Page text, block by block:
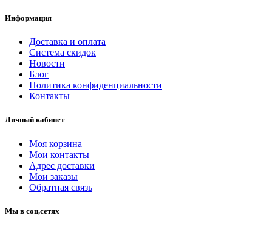
Информация
Доставка и оплата
Система скидок
Новости
Блог
Политика конфиденциальности
Контакты
Личный кабинет
Моя корзина
Мои контакты
Адрес доставки
Мои заказы
Обратная связь
Мы в соц.сетях